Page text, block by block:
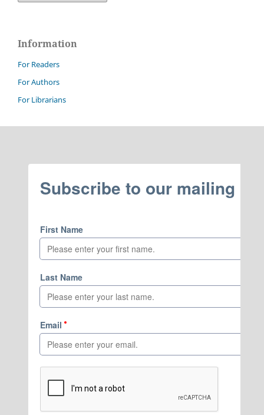
Information
For Readers
For Authors
For Librarians